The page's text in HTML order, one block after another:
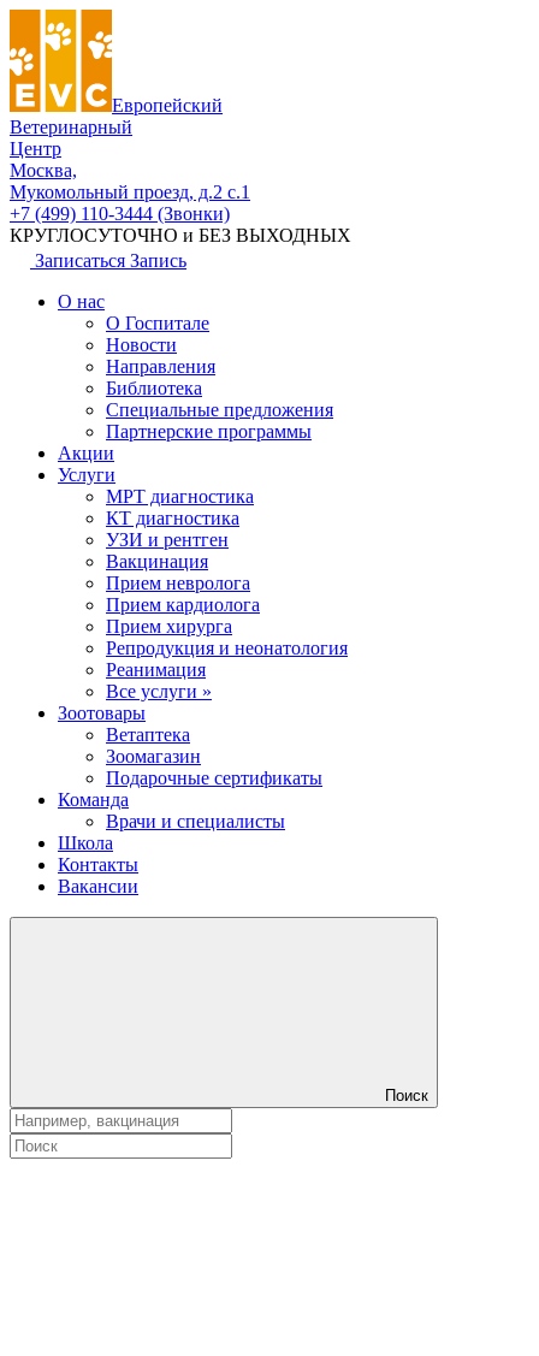
Европейский
Ветеринарный
Центр
Москва,
Мукомольный проезд, д.2 с.1
+7 (499) 110-3444 (Звонки)
КРУГЛОСУТОЧНО и БЕЗ ВЫХОДНЫХ
Записаться Запись
О нас
О Госпитале
Новости
Направления
Библиотека
Специальные предложения
Партнерские программы
Акции
Услуги
МРТ диагностика
КТ диагностика
УЗИ и рентген
Вакцинация
Прием невролога
Прием кардиолога
Прием хирурга
Репродукция и неонатология
Реанимация
Все услуги »
Зоотовары
Ветаптека
Зоомагазин
Подарочные сертификаты
Команда
Врачи и специалисты
Школа
Контакты
Вакансии
Поиск